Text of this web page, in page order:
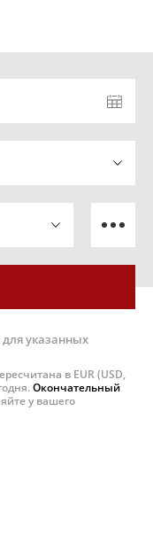
указанных
в EUR (USD,
Окончательный
у вашего